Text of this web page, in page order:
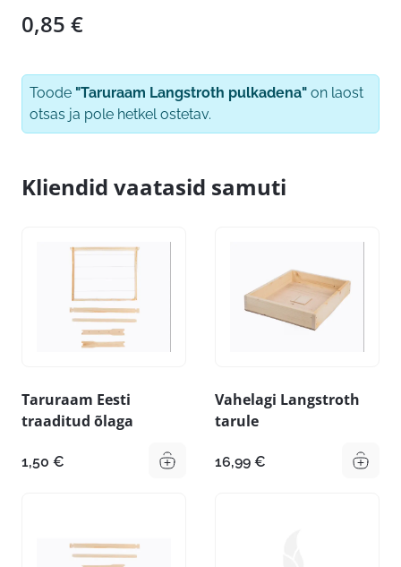
0,85 €
Toode "Taruraam Langstroth pulkadena" on laost
otsas ja pole hetkel ostetav.
Kliendid vaatasid samuti
Taruraam Eesti
traaditud õlaga
1,50 €
Vahelagi Langstroth
tarule
16,99 €